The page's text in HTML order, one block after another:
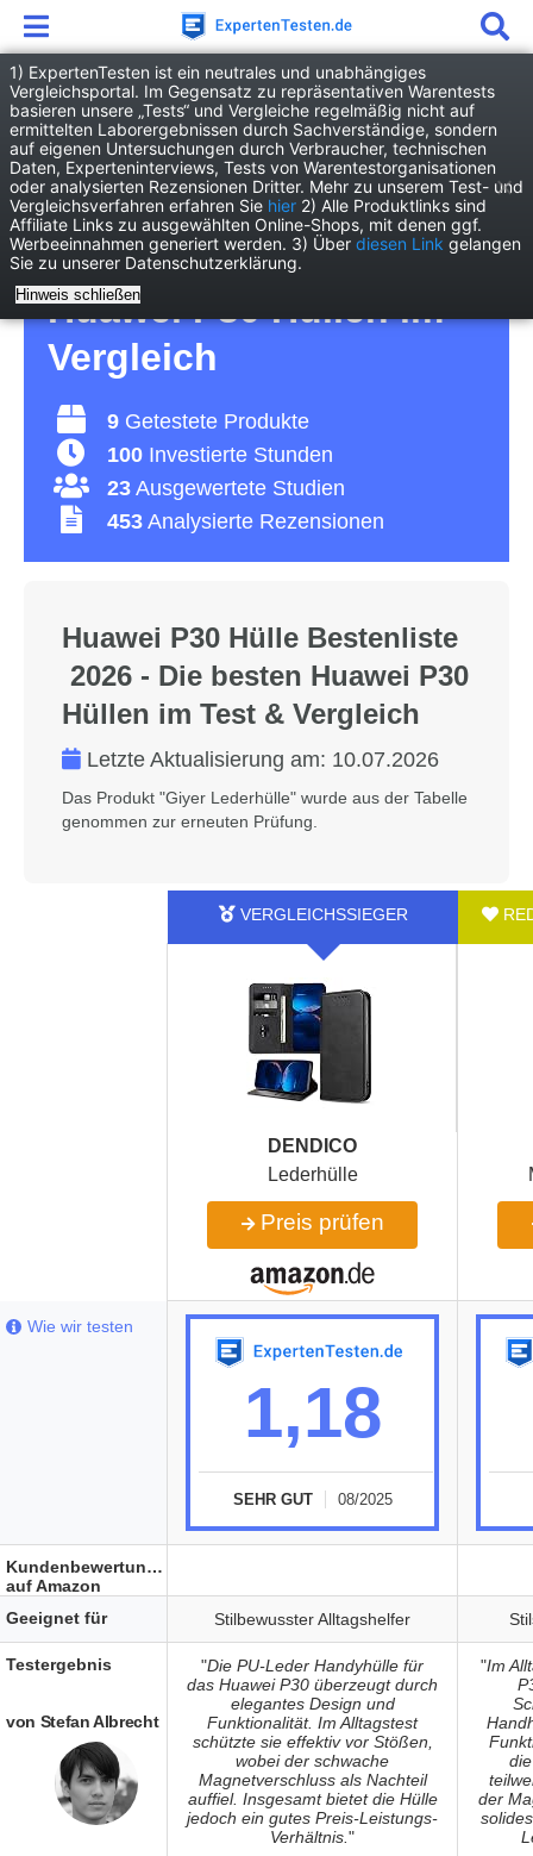
Elektronik
Handy & Kommunikation
Huawei P30 Hülle
Huawei P30 Hülle Test
2026 • Die 9 besten
Huawei P30 Hüllen im
Vergleich
9 Getestete Produkte
100 Investierte Stunden
23 Ausgewertete Studien
453 Analysierte Rezensionen
Huawei P30 Hülle Bestenliste
2026 - Die besten Huawei P30
Hüllen im Test & Vergleich
Letzte Aktualisierung am: 10.07.2026
Das Produkt "Giyer Lederhülle" wurde aus der Tabelle
genommen zur erneuten Prüfung.
DENDICO
Lederhülle
Preis prüfen
1,18
SEHR GUT 08/2025
Stilbewusster Alltagshelfer
"Die PU-Leder Handyhülle für
das Huawei P30 überzeugt durch
elegantes Design und
Funktionalität. Im Alltagstest
schützte sie effektiv vor Stößen,
wobei der schwache
Magnetverschluss als Nachteil
auffiel. Insgesamt bietet die Hülle
jedoch ein gutes Preis-Leistungs-
Verhältnis."
"Im
der
Wie wir testen
Kundenbewertungen
auf Amazon
Geeignet für
Testergebnis
von Stefan Albrecht
1) ExpertenTesten ist ein neutrales und unabhängiges
Vergleichsportal. Im Gegensatz zu repräsentativen Warentests
basieren unsere „Tests“ und Vergleiche regelmäßig nicht auf
ermittelten Laborergebnissen durch Sachverständige, sondern
auf eigenen Untersuchungen durch Verbraucher, technischen
Daten, Experteninterviews, Tests von Warentestorganisationen
oder analysierten Rezensionen Dritter. Mehr zu unserem Test- und
Vergleichsverfahren erfahren Sie hier 2) Alle Produktlinks sind
Affiliate Links zu ausgewählten Online-Shops, mit denen ggf.
Werbeeinnahmen generiert werden. 3) Über diesen Link gelangen
Sie zu unserer Datenschutzerklärung.
Hinweis schließen